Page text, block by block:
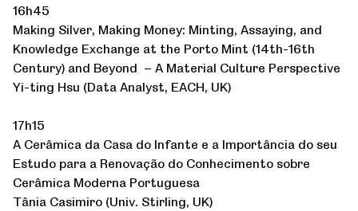
16h45
Making Silver, Making Money: Minting, Assaying, and
Knowledge Exchange at the Porto Mint (14th-16th
Century) and Beyond – A Material Culture Perspective
Yi-ting Hsu (Data Analyst, EACH, UK)
17h15
A Cerâmica da Casa do Infante e a Importância do seu
Estudo para a Renovação do Conhecimento sobre
Cerâmica Moderna Portuguesa
Tânia Casimiro (Univ. Stirling, UK)